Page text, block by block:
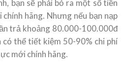
bạn sẽ phải bỏ ra một số tiền
hãng. Nhưng nếu bạn nạp
trả khoảng 80.000-100.000đ
có thể tiết kiệm 50-90% chi phí
mới chính hãng.